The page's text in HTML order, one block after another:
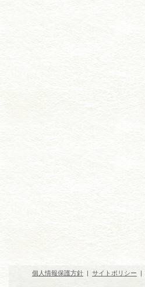
個人情報保護方針 | サイトポリシー |